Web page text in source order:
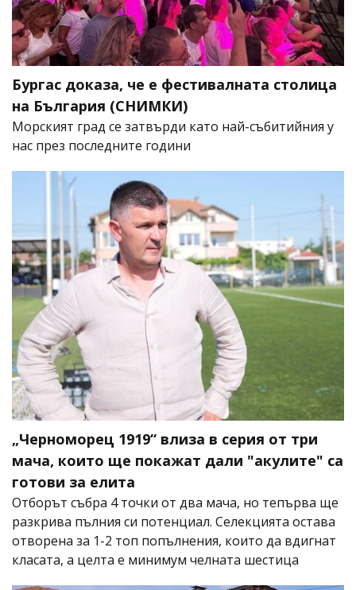
Бургас доказа, че е фестивалната столица
на България (СНИМКИ)
Морският град се затвърди като най-събитийния у
нас през последните години
„Черноморец 1919“ влиза в серия от три
мача, които ще покажат дали "акулите" са
готови за елита
Отборът събра 4 точки от два мача, но тепърва ще
разкрива пълния си потенциал. Селекцията остава
отворена за 1-2 топ попълнения, които да вдигнат
класата, а целта е минимум челната шестица